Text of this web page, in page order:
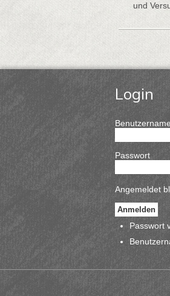
und
Login
Passwort
Angemeldet
Passwort